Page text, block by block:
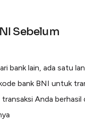
Sebelum
bank lain, ada satu
bank BNI untuk
Anda berhasil